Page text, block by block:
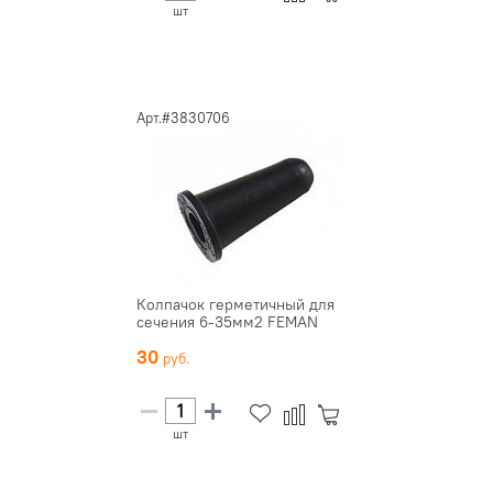
шт
Арт.#3830706
Колпачок герметичный для
сечения 6-35мм2 FEMAN
30
шт